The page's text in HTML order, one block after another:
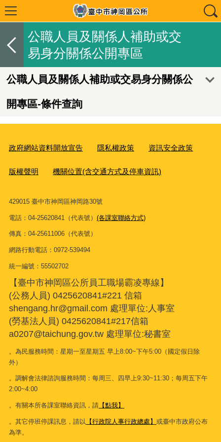
公職人員及關係人補助或交
易身分關係公開專區
公職人員及關係人補助或交易身分關係公
開專區-條件查詢
政府網站資料開放宣告 隱私權政策 資訊安全政策
版權聲明 機關位置(含交通方式及停車資訊)
429015 臺中市神岡區神岡路30號
電話：04-25620841（代表號） (各課室聯絡方式)
傳真：04-25611006（代表號）
網路行動電話：0972-539494
統一編號：55502702
【臺中市神岡區公所員工職場霸凌專線】
(公務人員) 0425620841#221 信箱
shengang.hr@gmail.com 處理單位:人事室
(勞基法人員) 0425620841#217信箱
a0207@taichung.gov.tw 處理單位:秘書室
。為民服務時間：星期一至星期五 早上8:00~下午5:00（國定假日除
外）
。調解會法律諮詢服務時間：每周三、四早上9:30~11:30；每周五下午
2:00~4:00
。有關本所各課室聯絡資訊，請【點我】
。其它停班停課訊息，請以 【行政院人事行政總處】 或臺中市政府公布
為準。